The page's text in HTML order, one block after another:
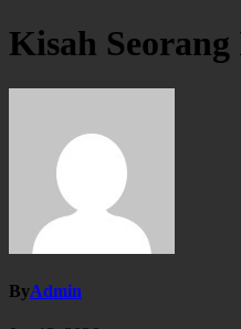
Kisah
ByAdmin